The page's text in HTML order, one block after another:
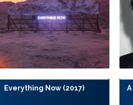
Everything Now (2017)